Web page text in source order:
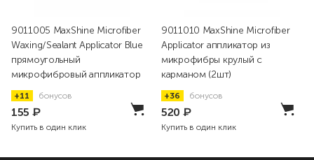
9011005 MaxShine Microfiber
Waxing/Sealant Applicator Blue
прямоугольный
микрофибровый аппликатор
+11 бонусов
155 ₽
Купить в один клик
9011010 MaxShine Microfiber
Applicator аппликатор из
микрофибры крулый с
карманом (2шт)
+36 бонусов
520 ₽
Купить в один клик